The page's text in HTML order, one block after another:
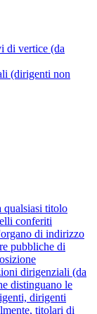
di vertice (da
(dirigenti non
qualsiasi titolo
conferiti
di indirizzo
pubbliche di
dirigenziali (da
distinguano le
dirigenti
titolari di